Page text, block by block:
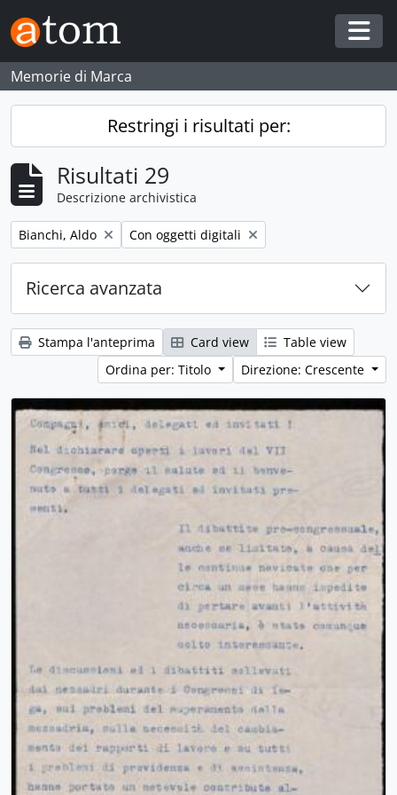
Skip to main content
Memorie di Marca
Restringi i risultati per:
Risultati 29
Descrizione archivistica
Remove filter:
Bianchi, Aldo Remove filter:
Con oggetti digitali
Ricerca avanzata
Stampa l'anteprima Card view
Table view
Ordina per: Titolo
Direzione: Crescente